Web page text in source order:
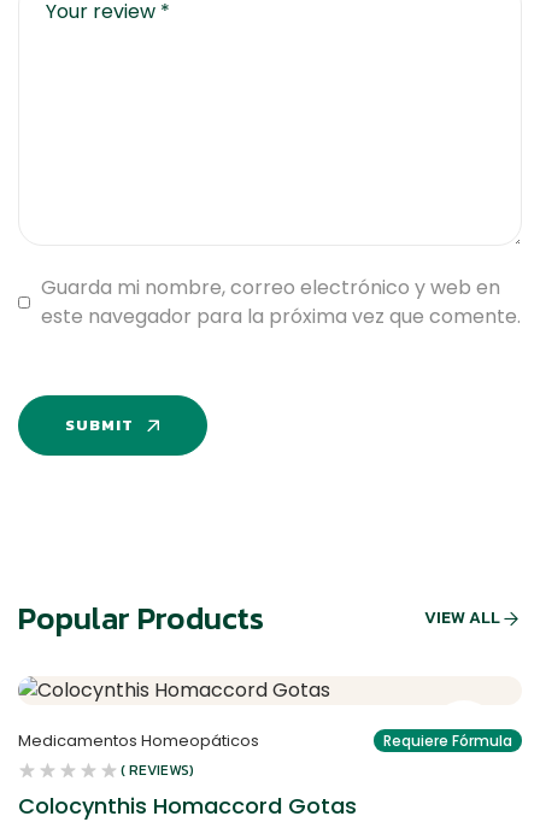
Guarda mi nombre, correo electrónico y web en
este navegador para la próxima vez que comente.
SUBMIT
Popular Products VIEW ALL
Medicamentos Homeopáticos Requiere Fórmula
( REVIEWS)
Colocynthis Homaccord Gotas